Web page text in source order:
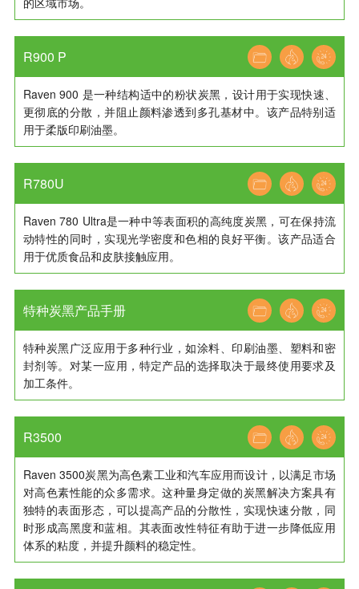
R900 P
Raven 900 是一种结构适中的粉状炭黑，设计用于实现快速、
更彻底的分散，并阻止颜料渗透到多孔基材中。该产品特别适
用于柔版印刷油墨。
R780U
Raven 780 Ultra是一种中等表面积的高纯度炭黑，可在保持流
动特性的同时，实现光学密度和色相的良好平衡。该产品适合
用于优质食品和皮肤接触应用。
特种炭黑产品手册
特种炭黑广泛应用于多种行业，如涂料、印刷油墨、塑料和密
封剂等。对某一应用，特定产品的选择取决于最终使用要求及
加工条件。
R3500
Raven 3500炭黑为高色素工业和汽车应用而设计，以满足市场
对高色素性能的众多需求。这种量身定做的炭黑解决方案具有
独特的表面形态，可以提高产品的分散性，实现快速分散，同
时形成高黑度和蓝相。其表面改性特征有助于进一步降低应用
体系的粘度，并提升颜料的稳定性。